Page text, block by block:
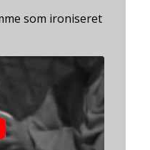
som ironiseret